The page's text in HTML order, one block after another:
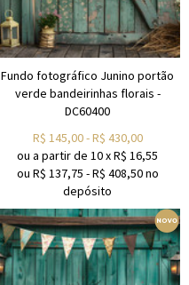
Fundo fotográfico Junino portão
verde bandeirinhas florais -
DC60400
R$ 145,00-R$ 430,00
ou a partir de 10xR$ 16,55
ou R$ 137,75 -R$ 408,50no
depósito